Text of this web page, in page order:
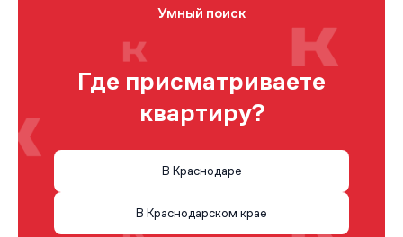
Умный поиск
Где присматриваете
квартиру?
В Краснодаре
В Краснодарском крае